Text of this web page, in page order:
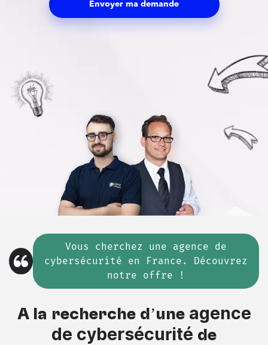
Envoyer ma demande
Vous cherchez une agence de
cybersécurité en France. Découvrez
notre offre !
À la recherche d’une agence
de cybersécurité de